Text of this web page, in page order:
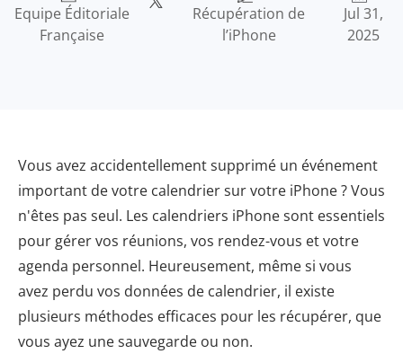
Equipe Éditoriale
Française
Récupération de
l’iPhone
Jul 31,
2025
Vous avez accidentellement supprimé un événement
important de votre calendrier sur votre iPhone ? Vous
n'êtes pas seul. Les calendriers iPhone sont essentiels
pour gérer vos réunions, vos rendez-vous et votre
agenda personnel. Heureusement, même si vous
avez perdu vos données de calendrier, il existe
plusieurs méthodes efficaces pour les récupérer, que
vous ayez une sauvegarde ou non.